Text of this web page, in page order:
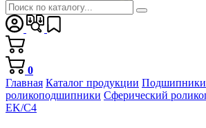
0
Главная Каталог продукции Подшипники
роликоподшипники Сферический
EK/C4